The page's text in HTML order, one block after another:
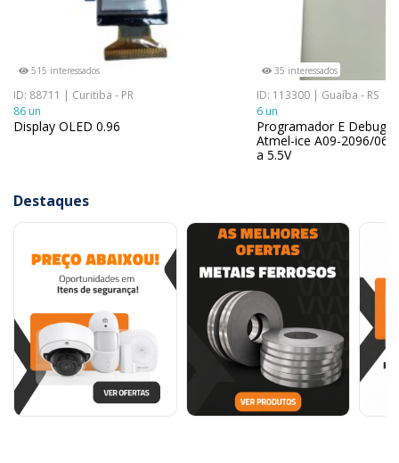
515 interessados
ID: 88711 | Curitiba - PR
86 un
Display OLED 0.96
35 interessados
ID: 113300 | Guaíba - RS
6 un
Programador E
Atmel-ice A09-2096/06
a 5.5V
Destaques